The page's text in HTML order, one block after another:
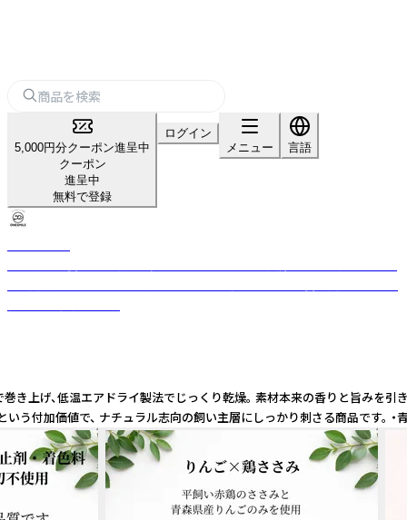
5,000円分クーポン進呈中
クーポン
進呈中
無料で登録
ログイン
メニュー
言語
げ、低温エアドライ製法でじっくり乾燥。 素材本来の香りと旨
付加価値で、 ナチュラル志向の飼い主層にしっかり刺さる商品で